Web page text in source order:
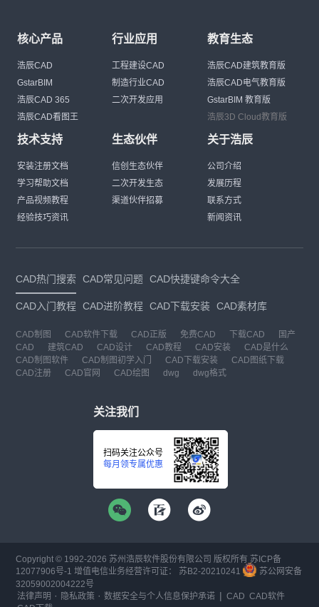
核心产品
浩辰CAD
GstarBIM
浩辰CAD 365
浩辰CAD看图王
行业应用
工程建设CAD
制造行业CAD
二次开发应用
教育生态
浩辰CAD建筑教育版
浩辰CAD电气教育版
GstarBIM 教育版
浩辰3D Cloud教育版
技术支持
安装注册文档
学习帮助文档
产品视频教程
经验技巧资讯
生态伙伴
信创生态伙伴
二次开发生态
渠道伙伴招募
关于浩辰
公司介绍
发展历程
联系方式
新闻资讯
CAD热门搜索 CAD常见问题 CAD快捷键命令大全
CAD入门教程 CAD进阶教程 CAD下载安装 CAD素材库
CAD制图 CAD软件下载 CAD正版 免费CAD 下载CAD
国产
CAD
建筑CAD CAD设计 CAD教程 CAD安装
CAD是什么
CAD制图软件
CAD制图初学入门 CAD下载安装
CAD图纸下载
CAD注册
CAD官网 CAD绘图 dwg dwg格式
关注我们
扫码关注公众号
每月领专属优惠
Copyright © 1992-2026 苏州浩辰软件股份有限公司 版权所有 苏ICP备
12077906号-1 增值电信业务经营许可证： 苏B2-20210241
苏公网安备
32059002004222号
法律声明 · 隐私政策 ·数据安全与个人信息保护承诺 | CAD CAD软件